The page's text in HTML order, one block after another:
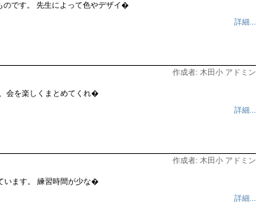
のです。 先生によって色やデザイ�
詳細...
作成者: 木田小 アドミン
会を楽しくまとめてくれ�
詳細...
作成者: 木田小 アドミン
います。 練習時間が少な�
詳細...